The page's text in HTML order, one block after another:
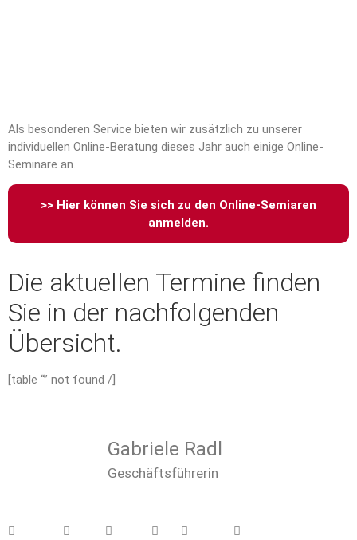
Als besonderen Service bieten wir zusätzlich zu unserer
individuellen Online-Beratung dieses Jahr auch einige Online-
Seminare an.
>> Hier können Sie sich zu den Online-Semiaren
anmelden.
Die aktuellen Termine finden
Sie in der nachfolgenden
Übersicht.
[table “” not found /]
Gabriele Radl
Geschäftsführerin